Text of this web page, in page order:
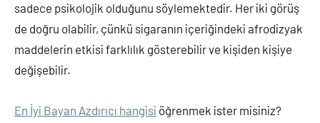
sadece psikolojik olduğunu söylemektedir. Her iki görüş
de doğru olabilir, çünkü sigaranın içeriğindeki afrodizyak
maddelerin etkisi farklılık gösterebilir ve kişiden kişiye
değişebilir.
En İyi Bayan Azdırıcı hangisi öğrenmek ister misiniz?